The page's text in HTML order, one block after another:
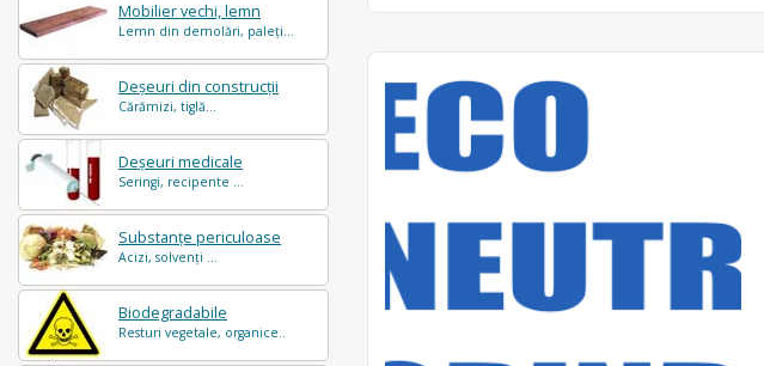
Mobilier vechi, lemn
Lemn din demolări, paleți...
Deșeuri din construcții
Cărămizi, tiglă...
Deșeuri medicale
Seringi, recipente ...
Substanțe periculoase
Acizi, solvenți ...
Biodegradabile
Resturi vegetale, organice..